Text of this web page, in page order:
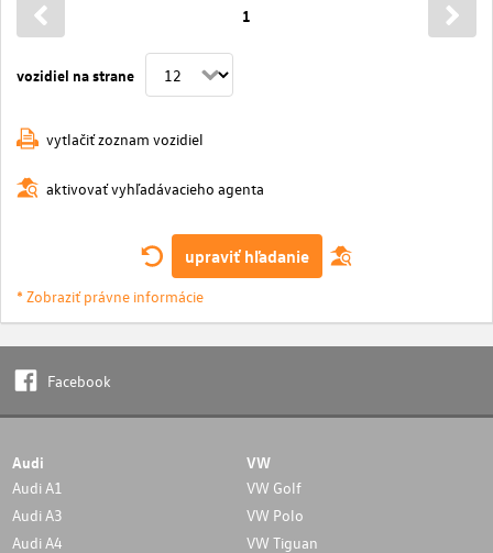
vozidiel na strane
1
vytlačiť zoznam vozidiel
aktivovať vyhľadávacieho agenta
upraviť hľadanie
* Zobraziť právne informácie
Facebook
Audi
Audi A1
Audi A3
Audi A4
VW
VW Golf
VW Polo
VW Tiguan